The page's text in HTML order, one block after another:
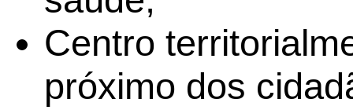
Centro
próximo dos